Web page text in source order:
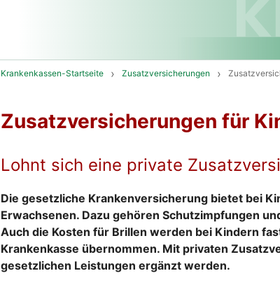
Krankenkassen-Startseite Zusatzversicherungen
Zusatzversicherungen für
Lohnt sich eine private
Die gesetzliche Krankenversicherung bietet bei
Erwachsenen. Dazu gehören Schutzimpfungen
Auch die Kosten für Brillen werden bei Kindern
Krankenkasse übernommen. Mit privaten
gesetzlichen Leistungen ergänzt werden.